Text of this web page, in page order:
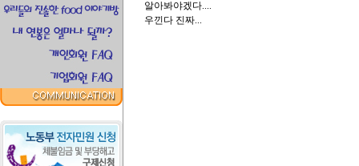
알아봐야겠다....
우낀다 진짜...